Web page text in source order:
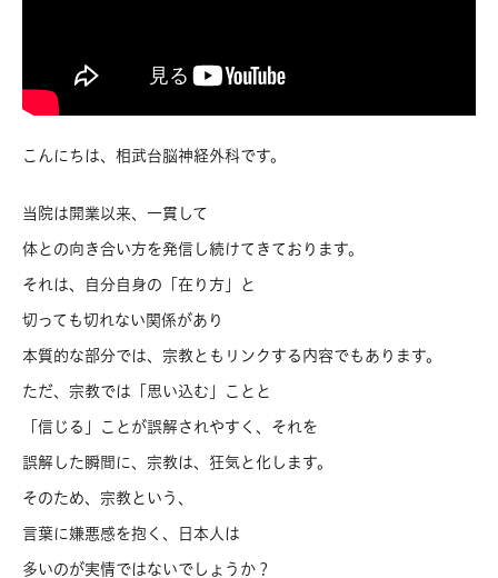
こんにちは、相武台脳神経外科です。
当院は開業以来、一貫して
体との向き合い方を発信し続けてきております。
それは、自分自身の「在り方」と
切っても切れない関係があり
本質的な部分では、宗教ともリンクする内容でもあります。
ただ、宗教では「思い込む」ことと
「信じる」ことが誤解されやすく、それを
誤解した瞬間に、宗教は、狂気と化します。
そのため、宗教という、
言葉に嫌悪感を抱く、日本人は
多いのが実情ではないでしょうか？